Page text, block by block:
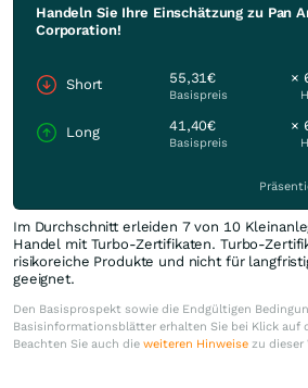
Handeln Sie Ihre Einschätzung zu Pan
Corporation!
Short 55,31€
Basispreis
×
Long 41,40€
Basispreis
×
Im Durchschnitt erleiden 7 von 10
Handel mit Turbo-Zertifikaten. Turbo-
risikoreiche Produkte und nicht für
geeignet.
Den Basisprospekt sowie die Endgültigen
Basisinformationsblätter erhalten Sie bei Klick auf
Beachten Sie auch die weiteren Hinweise zu dieser